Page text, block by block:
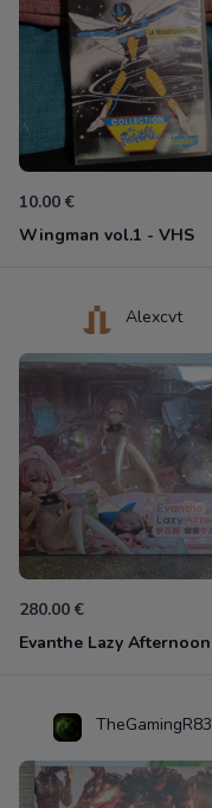
10.00 €
Wingman vol.1 - VHS
Alexcvt
280.00 €
TheGamingR83